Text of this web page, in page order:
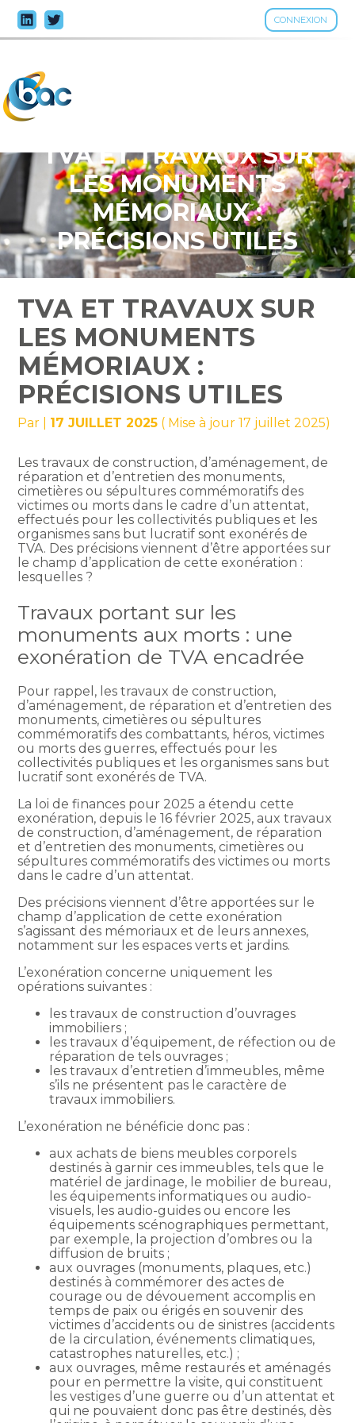
CONNEXION
Aller
au
TVA ET TRAVAUX SUR
LES MONUMENTS
MÉMORIAUX :
PRÉCISIONS UTILES
TVA ET TRAVAUX SUR
LES MONUMENTS
MÉMORIAUX :
PRÉCISIONS UTILES
Par 17 JUILLET 2025 ( Mise à jour 17 juillet 2025)
Les travaux de construction, d’aménagement, de
réparation et d’entretien des monuments,
cimetières ou sépultures commémoratifs des
victimes ou morts dans le cadre d’un attentat,
effectués pour les collectivités publiques et les
organismes sans but lucratif sont exonérés de
TVA. Des précisions viennent d’être apportées sur
le champ d’application de cette exonération :
lesquelles ?
Travaux portant sur les
monuments aux morts : une
exonération de TVA encadrée
Pour rappel, les travaux de construction,
d’aménagement, de réparation et d’entretien des
monuments, cimetières ou sépultures
commémoratifs des combattants, héros, victimes
ou morts des guerres, effectués pour les
collectivités publiques et les organismes sans but
lucratif sont exonérés de TVA.
La loi de finances pour 2025 a étendu cette
exonération, depuis le 16 février 2025, aux travaux
de construction, d’aménagement, de réparation
et d’entretien des monuments, cimetières ou
sépultures commémoratifs des victimes ou morts
dans le cadre d’un attentat.
Des précisions viennent d’être apportées sur le
champ d’application de cette exonération
s’agissant des mémoriaux et de leurs annexes,
notamment sur les espaces verts et jardins.
L’exonération concerne uniquement les
opérations suivantes :
les travaux de construction d’ouvrages
immobiliers ;
les travaux d’équipement, de réfection ou de
réparation de tels ouvrages ;
les travaux d’entretien d’immeubles, même
s’ils ne présentent pas le caractère de
travaux immobiliers.
L’exonération ne bénéficie donc pas :
aux achats de biens meubles corporels
destinés à garnir ces immeubles, tels que le
matériel de jardinage, le mobilier de bureau,
les équipements informatiques ou audio-
visuels, les audio-guides ou encore les
équipements scénographiques permettant,
par exemple, la projection d’ombres ou la
diffusion de bruits ;
aux ouvrages (monuments, plaques, etc.)
destinés à commémorer des actes de
courage ou de dévouement accomplis en
temps de paix ou érigés en souvenir des
victimes d’accidents ou de sinistres (accidents
de la circulation, événements climatiques,
catastrophes naturelles, etc.) ;
aux ouvrages, même restaurés et aménagés
pour en permettre la visite, qui constituent
les vestiges d’une guerre ou d’un attentat et
qui ne pouvaient donc pas être destinés, dès